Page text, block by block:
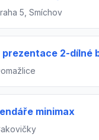
5, Smíchov
prezentace 2-dílné
minimax